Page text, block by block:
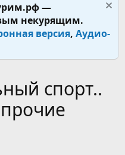
—
некурящим.
версия, Аудио-
спорт..